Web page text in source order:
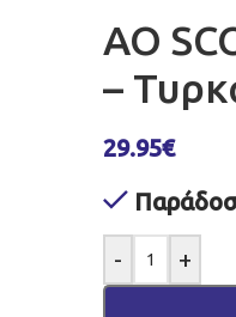
AO
–
29.95€
- +